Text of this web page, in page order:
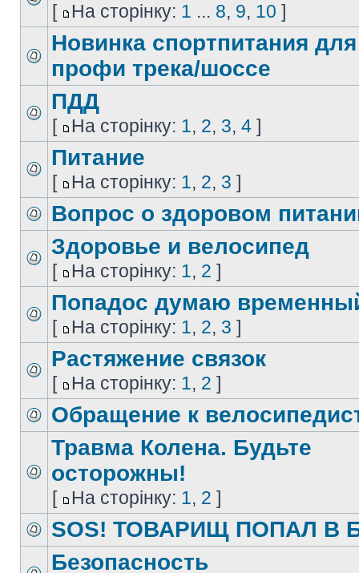
[ На сторінку: 1 ... 8, 9, 10 ]
Новинка спортпитания для
профи трека/шоссе
ПДД
[ На сторінку: 1, 2, 3, 4 ]
Питание
[ На сторінку: 1, 2, 3 ]
Вопрос о здоровом
Здоровье и велосипед
[ На сторінку: 1, 2 ]
Попадос думаю
[ На сторінку: 1, 2, 3 ]
Растяжение связок
[ На сторінку: 1, 2 ]
Обращение к
Травма Колена. Будьте
осторожны!
[ На сторінку: 1, 2 ]
SOS! ТОВАРИЩ ПОПАЛ В
Безопасность